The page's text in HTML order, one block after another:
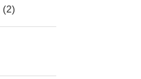
(2)